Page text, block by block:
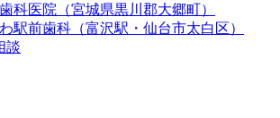
科医院（宮城県黒川郡大郷町）
駅前歯科（富沢駅・仙台市太白区）
談